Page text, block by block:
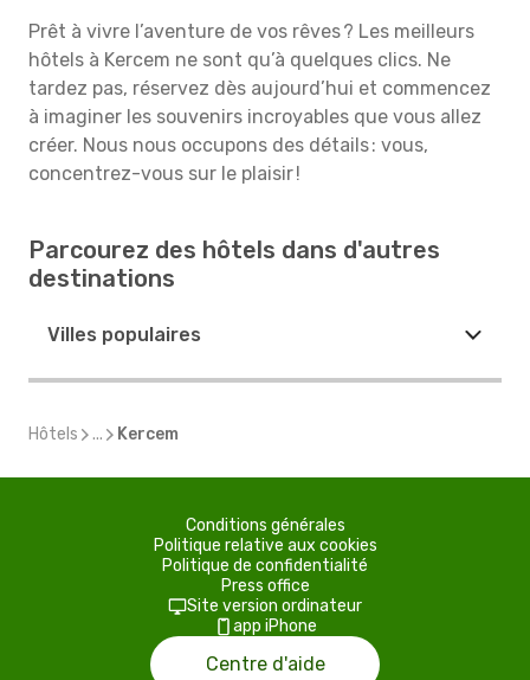
Prêt à vivre l’aventure de vos rêves ? Les meilleurs
hôtels à Kercem ne sont qu’à quelques clics. Ne
tardez pas, réservez dès aujourd’hui et commencez
à imaginer les souvenirs incroyables que vous allez
créer. Nous nous occupons des détails : vous,
concentrez-vous sur le plaisir !
Parcourez des hôtels dans d'autres
destinations
Villes populaires
Hôtels ... Kercem
Conditions générales
Politique relative aux cookies
Politique de confidentialité
Press office
Site version ordinateur
app iPhone
Centre d'aide